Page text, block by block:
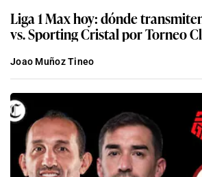
Liga 1 Max hoy: dónde
vs. Sporting Cristal por Torneo
Joao Muñoz Tineo